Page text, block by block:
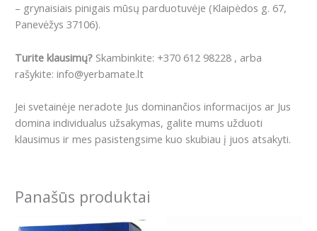
– grynaisiais pinigais mūsų parduotuvėje (Klaipėdos g. 67,
Panevėžys 37106).
Turite klausimų? Skambinkite: +370 612 98228 , arba
rašykite: info@yerbamate.lt
Jei svetainėje neradote Jus dominančios informacijos ar Jus
domina individualus užsakymas, galite mums užduoti
klausimus ir mes pasistengsime kuo skubiau į juos atsakyti.
Panašūs produktai